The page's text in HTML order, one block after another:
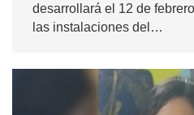
desarrollará el 12 de
las instalaciones del…